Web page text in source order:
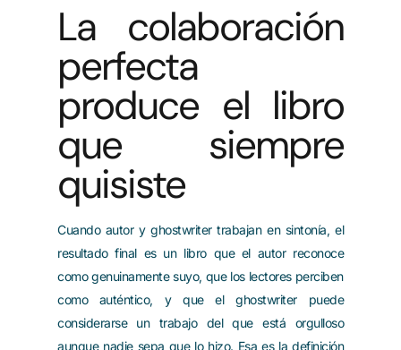
La colaboración
perfecta
produce el libro
que siempre
quisiste
Cuando autor y ghostwriter trabajan en sintonía, el
resultado final es un libro que el autor reconoce
como genuinamente suyo, que los lectores perciben
como auténtico, y que el ghostwriter puede
considerarse un trabajo del que está orgulloso
aunque nadie sepa que lo hizo. Esa es la definición